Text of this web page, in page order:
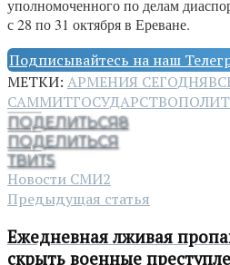
уполномоченного по делам
с 28 по 31 октября в Ереване.
Подписывайтесь на наш
МЕТКИ: АРМЕНИЯ СЕГОДНЯ
САММИТГОСУДАРСТВО
ПОДЕЛИТЬСЯ8
ПОДЕЛИТЬСЯ
ТВИТ5
Новости СМИ2
Предыдущая статья
Ежедневная лживая
скрыть военные